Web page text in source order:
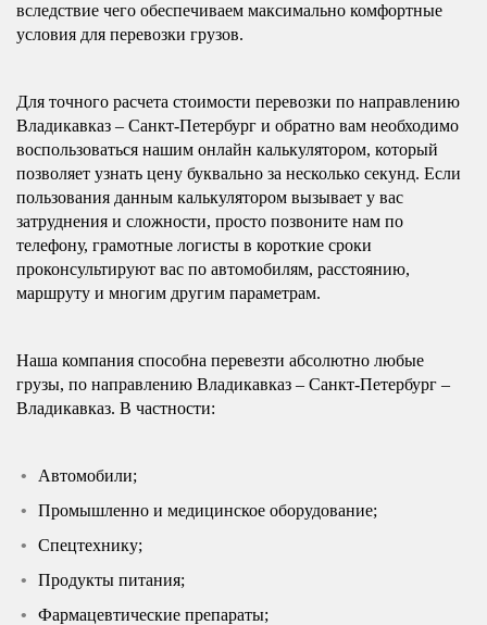
вследствие чего обеспечиваем максимально комфортные
условия для перевозки грузов.
Для точного расчета стоимости перевозки по направлению
Владикавказ – Санкт-Петербург и обратно вам необходимо
воспользоваться нашим онлайн калькулятором, который
позволяет узнать цену буквально за несколько секунд. Если
пользования данным калькулятором вызывает у вас
затруднения и сложности, просто позвоните нам по
телефону, грамотные логисты в короткие сроки
проконсультируют вас по автомобилям, расстоянию,
маршруту и многим другим параметрам.
Наша компания способна перевезти абсолютно любые
грузы, по направлению Владикавказ – Санкт-Петербург –
Владикавказ. В частности:
Автомобили;
Промышленно и медицинское оборудование;
Спецтехнику;
Продукты питания;
Фармацевтические препараты;